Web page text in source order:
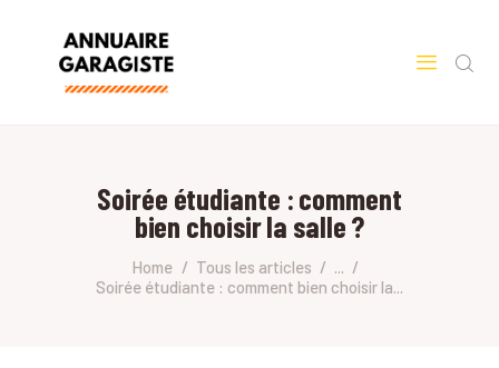
Soirée étudiante : comment
bien choisir la salle ?
Home Tous les articles
...
Soirée étudiante : comment bien choisir la...
VOITURE